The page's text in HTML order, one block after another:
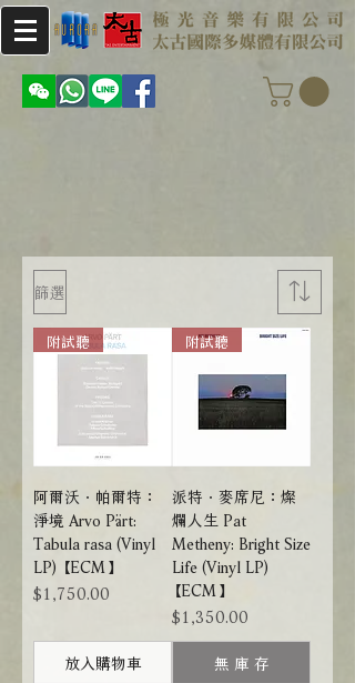
篩選
附試聽
阿爾沃．帕爾特：
淨境 Arvo Pärt:
Tabula rasa (Vinyl
LP) 【ECM】
價格
$1,750.00
放入購物車
附試聽
派特．麥席尼：燦
爛人生 Pat
Metheny: Bright Size
Life (Vinyl LP)
【ECM】
價格
$1,350.00
無 庫 存